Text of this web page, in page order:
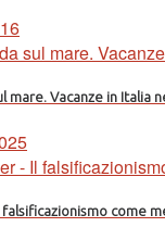
mare. Vacanze in Italia
falsificazionismo come